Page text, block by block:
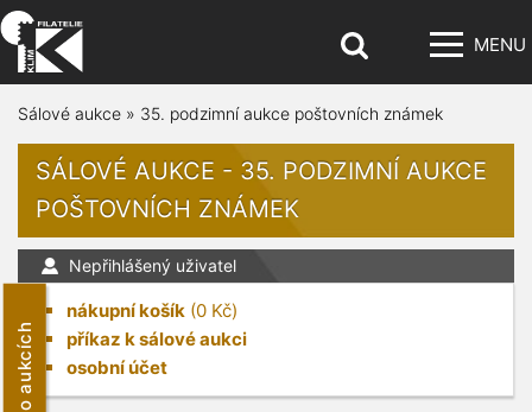
MENU
o aukcích
Sálové aukce » 35. podzimní aukce poštovních známek
SÁLOVÉ AUKCE - 35. PODZIMNÍ AUKCE
POŠTOVNÍCH ZNÁMEK
Nepřihlášený uživatel
nákupní košík (0 Kč)
příkaz k sálové aukci
osobní účet